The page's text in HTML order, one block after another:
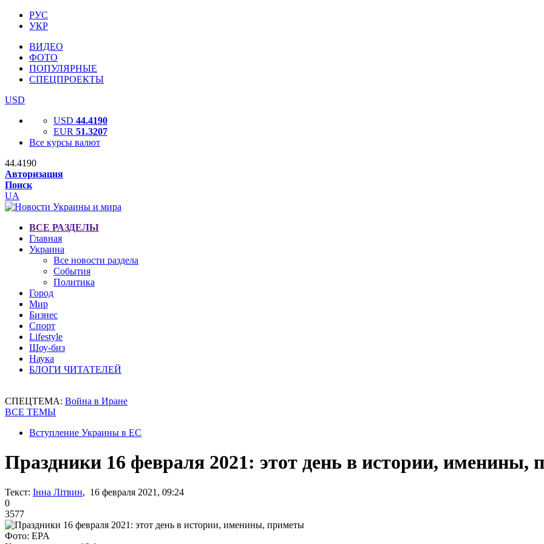
РУС
УКР
ВИДЕО
ФОТО
ПОПУЛЯРНЫЕ
СПЕЦПРОЕКТЫ
USD
USD 44.4190
EUR 51.3207
Все курсы валют
44.4190
Авторизация
Поиск
UA
ВСЕ РАЗДЕЛЫ
Главная
Украина
Все новости раздела
События
Политика
Город
Мир
Бизнес
Спорт
Lifestyle
Шоу-биз
Наука
БЛОГИ ЧИТАТЕЛЕЙ
СПЕЦТЕМА: Война в Иране
ВСЕ ТЕМЫ
Вступление Украины в ЕС
Праздники 16 февраля 2021: этот день в истории, именины,
Текст: Інна Літвин, 16 февраля 2021, 09:24
0
3577
Фото: EPA